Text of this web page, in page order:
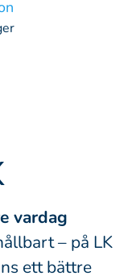
vardag
– på LK
ett bättre